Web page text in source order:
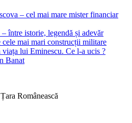
– cel mai mare mister financiar
între istorie, legendă și adevăr
mai mari construcții militare
lui Eminescu. Ce l-a ucis ?
Banat
Românească